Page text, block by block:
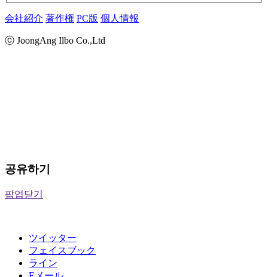
会社紹介 著作権 PC版 個人情報
ⓒ JoongAng Ilbo Co.,Ltd
공유하기
팝업닫기
ツイッター
フェイスブック
ライン